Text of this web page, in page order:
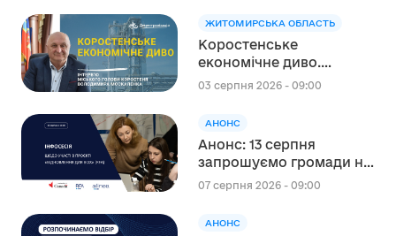
Швейцарсько-українського Проєкту
DECIDE
ЖИТОМИРСЬКА ОБЛАСТЬ
Коростенське
економічне диво.
Інтерв’ю міського голови
03 серпня 2026 - 09:00
АНОНС
Анонс: 13 серпня
запрошуємо громади на
інформаційну сесію
07 серпня 2026 - 09:00
АНОНС